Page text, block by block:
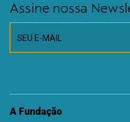
Assine nossa
SEU E-MAIL
A Fundação